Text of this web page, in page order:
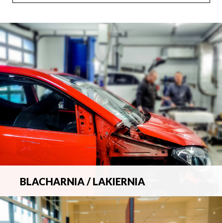
BLACHARNIA / LAKIERNIA
Kompleksowa obsługa wszelkich napraw
blacharsko-lakierniczych.